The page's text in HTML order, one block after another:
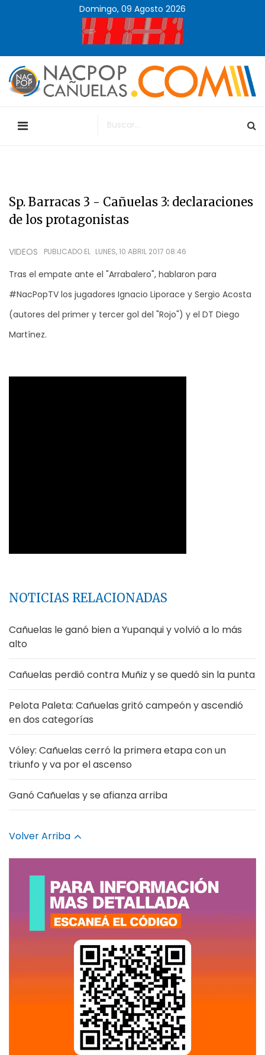
Domingo, 09 Agosto 2026
Sp. Barracas 3 - Cañuelas 3: declaraciones
de los protagonistas
VIDEOS PUBLICADO EL LUNES, 10 ABRIL 2017 08:46
Tras el empate ante el "Arrabalero", hablaron para
#NacPopTV los jugadores Ignacio Liporace y Sergio Acosta
(autores del primer y tercer gol del "Rojo") y el DT Diego
Martínez.
NOTICIAS RELACIONADAS
Cañuelas le ganó bien a Yupanqui y volvió a lo más
alto
Cañuelas perdió contra Muñiz y se quedó sin la punta
Pelota Paleta: Cañuelas gritó campeón y ascendió
en dos categorías
Vóley: Cañuelas cerró la primera etapa con un
triunfo y va por el ascenso
Ganó Cañuelas y se afianza arriba
Volver Arriba